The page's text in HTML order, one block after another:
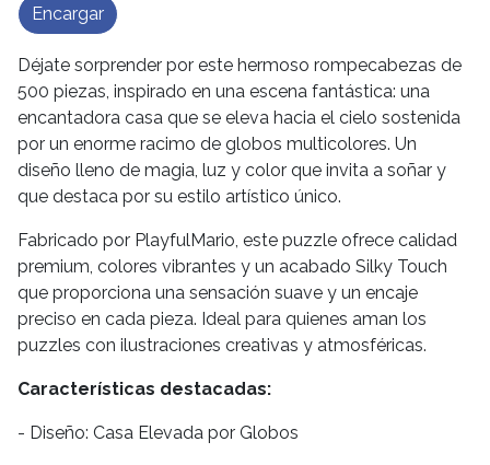
Encargar
Déjate sorprender por este hermoso rompecabezas de
500 piezas, inspirado en una escena fantástica: una
encantadora casa que se eleva hacia el cielo sostenida
por un enorme racimo de globos multicolores. Un
diseño lleno de magia, luz y color que invita a soñar y
que destaca por su estilo artístico único.
Fabricado por PlayfulMario, este puzzle ofrece calidad
premium, colores vibrantes y un acabado Silky Touch
que proporciona una sensación suave y un encaje
preciso en cada pieza. Ideal para quienes aman los
puzzles con ilustraciones creativas y atmosféricas.
Características destacadas:
- Diseño: Casa Elevada por Globos